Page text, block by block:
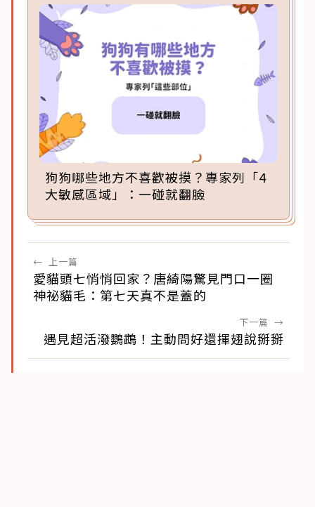
狗狗哪些地方不喜歡被摸？專家列「4
大敏感區域」：一碰就翻臉
← 上一篇
愛貓頭七悄悄回家？唐綺陽驚見門口一圈
神祕貓毛：第七天真不是蓋的
下一篇 →
遇見超活潑鸚鵡！主動問好還揮翅說掰掰